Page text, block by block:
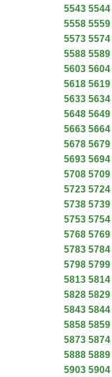
5543 5544
5558 5559
5573 5574
5588 5589
5603 5604
5618 5619
5633 5634
5648 5649
5663 5664
5678 5679
5693 5694
5708 5709
5723 5724
5738 5739
5753 5754
5768 5769
5783 5784
5798 5799
5813 5814
5828 5829
5843 5844
5858 5859
5873 5874
5888 5889
5903 5904